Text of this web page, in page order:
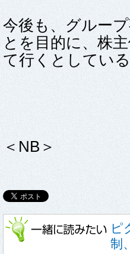
今後も、グルー
とを目的に、株
て行くとしている
＜NB＞
ピ
制